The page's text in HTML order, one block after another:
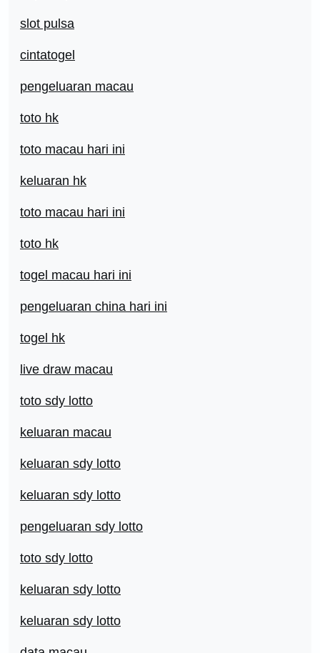
slot pulsa
cintatogel
pengeluaran macau
toto hk
toto macau hari ini
keluaran hk
toto macau hari ini
toto hk
togel macau hari ini
pengeluaran china hari ini
togel hk
live draw macau
toto sdy lotto
keluaran macau
keluaran sdy lotto
keluaran sdy lotto
pengeluaran sdy lotto
toto sdy lotto
keluaran sdy lotto
keluaran sdy lotto